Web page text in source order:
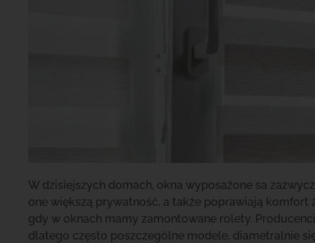
W dzisiejszych domach, okna wyposażone sa
one większą prywatność, a także poprawiają komfort
gdy w oknach mamy zamontowane rolety.
dlatego często poszczególne modele, diametralnie